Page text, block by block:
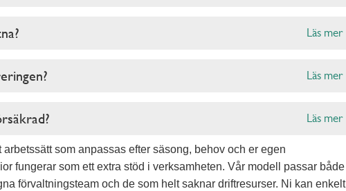
Läs mer
Läs mer
Läs mer
arbetssätt som anpassas efter säsong, behov och er egen
fungerar som ett extra stöd i verksamheten. Vår modell passar både
förvaltningsteam och de som helt saknar driftresurser. Ni kan enkelt